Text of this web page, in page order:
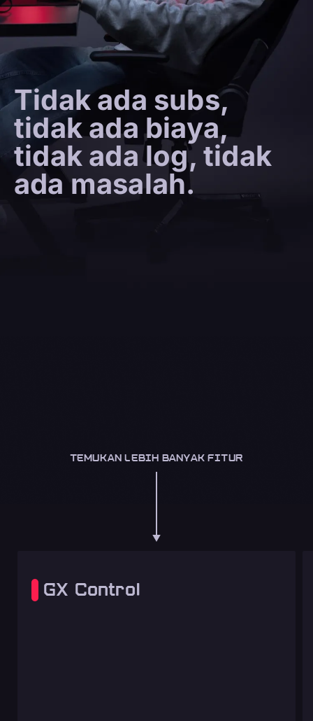
Tidak ada subs,
tidak ada biaya,
tidak ada log, tidak
ada masalah.
TEMUKAN LEBIH BANYAK FITUR
GX Control